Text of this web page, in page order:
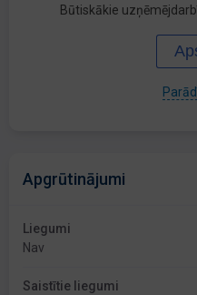
Būtiskākie
Apgrūtinājumi
Liegumi
Nav
Saistītie liegumi